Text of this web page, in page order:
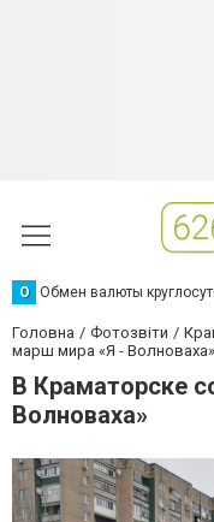
О Обмен валюты
Головна Фотозвіти
марш мира «Я - Волноваха»
В Краматорске
Волноваха»